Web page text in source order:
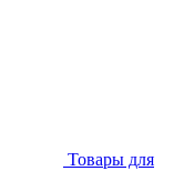
Товары для